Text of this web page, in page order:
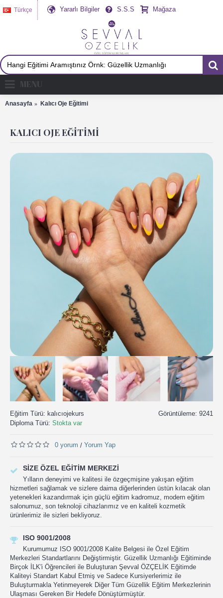
Türkçe Yararlı Bilgiler S.S.S Mağaza
MENU
Anasayfa Kalıcı Oje Eğitimi
KALICI OJE EĞITIMI
Görüntüleme: 9241
Eğitim Türü: kalıcıojekurs
Diploma Türü: Stokta var
0 yorum / Yorum Yap
SIZE ÖZEL EĞITIM MERKEZI
Yılların deneyimi ve kalitesi ile özgeçmişine yakışan eğitim
hizmetleri sağlamak ve sizlere daima diğerlerinden üstün kılacak olan
yetenekleri kazandırmak için güçlü eğitim kadromuz, modern eğitim
salonumuz, son teknoloji cihazlarımız ve en kaliteli kozmetik
ürünlerimiz ile sizleri bekliyoruz.
ISO 9001/2008
Kurumumuz ISO 9001/2008 Kalite Belgesi ile Özel Eğitim
Merkezleri Standartlarını Değiştirmiştir. Güzellik Uzmanlığı Eğitiminde
Birçok İLK'i Öğrencileri ile Buluşturan Şevval ÖZÇELİK Eğitimde
Kaliteyi Standart Kabul Etmiş ve Sadece Kursiyerlerimiz ile
Buluşturmakla Yetinmeyerek Diğer Tüm Güzellik Eğitim Merkezlerinin
Ulaşması Gereken Bir Hedefe Dönüştürmüştür.